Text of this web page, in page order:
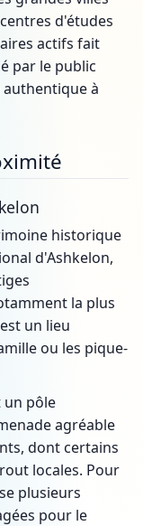
d'études
actifs fait
par le public
à
historique
d'Ashkelon,
la plus
un lieu
ou les pique-
un pôle
agréable
dont certains
locales. Pour
plusieurs
pour le